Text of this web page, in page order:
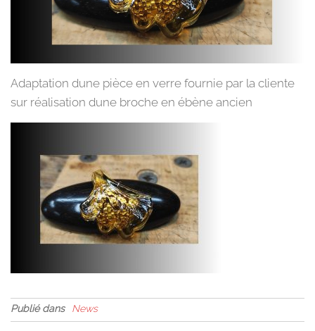
Adaptation dune pièce en verre fournie par la cliente
sur réalisation dune broche en ébène ancien
Publié dans News